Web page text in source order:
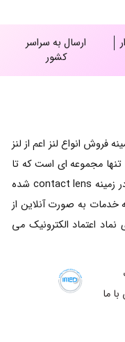
ارسال به سراسر
کشور
کار خود را در زمینه فروش انواع لنز اعم از لنز
مجموعه ای است که تا
کنون موفق به دریافت مجوز رسمی فروش در زمینه contact lens شده
و ارائه خدمات به صورت آنلاین از
اعتماد الکترونیک می
ما